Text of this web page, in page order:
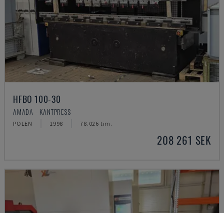
HFBO 100-30
AMADA - KANTPRESS
POLEN 1998 78.026 tim.
208 261 SEK